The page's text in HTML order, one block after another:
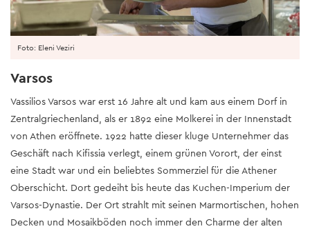
Foto: Eleni Veziri
Varsos
Vassilios Varsos war erst 16 Jahre alt und kam aus einem Dorf in
Zentralgriechenland, als er 1892 eine Molkerei in der Innenstadt
von Athen eröffnete. 1922 hatte dieser kluge Unternehmer das
Geschäft nach Kifissia verlegt, einem grünen Vorort, der einst
eine Stadt war und ein beliebtes Sommerziel für die Athener
Oberschicht. Dort gedeiht bis heute das Kuchen-Imperium der
Varsos-Dynastie. Der Ort strahlt mit seinen Marmortischen, hohen
Decken und Mosaikböden noch immer den Charme der alten